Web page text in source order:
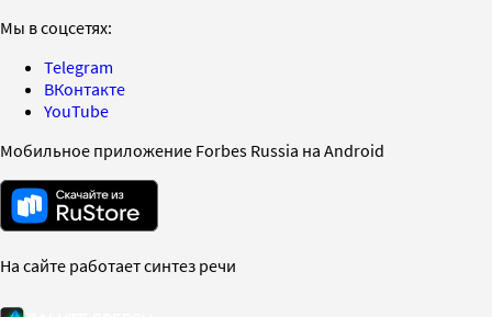
Мы в соцсетях:
Telegram
ВКонтакте
YouTube
Мобильное приложение Forbes Russia на Android
На сайте работает синтез речи